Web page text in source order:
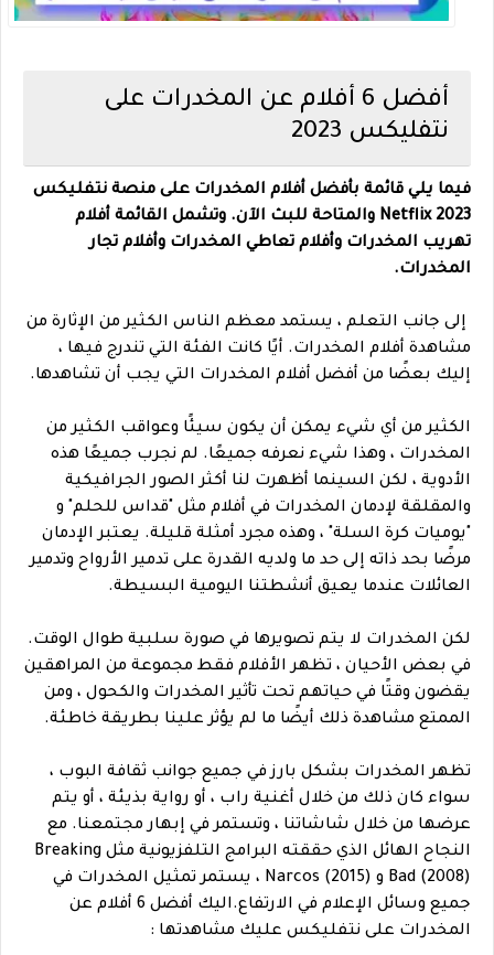
أفضل 6 أفلام عن المخدرات على
نتفليكس 2023
فيما يلي قائمة بأفضل أفلام المخدرات على منصة نتفليكس
2023 Netflix والمتاحة للبث الآن. وتشمل القائمة أفلام
تهريب المخدرات وأفلام تعاطي المخدرات وأفلام تجار
المخدرات.
إلى جانب التعلم ، يستمد معظم الناس الكثير من الإثارة من
مشاهدة أفلام المخدرات. أيًا كانت الفئة التي تندرج فيها ،
إليك بعضًا من أفضل أفلام المخدرات التي يجب أن تشاهدها.
الكثير من أي شيء يمكن أن يكون سيئًا وعواقب الكثير من
المخدرات ، وهذا شيء نعرفه جميعًا. لم نجرب جميعًا هذه
الأدوية ، لكن السينما أظهرت لنا أكثر الصور الجرافيكية
والمقلقة لإدمان المخدرات في أفلام مثل "قداس للحلم" و
"يوميات كرة السلة" ، وهذه مجرد أمثلة قليلة. يعتبر الإدمان
مرضًا بحد ذاته إلى حد ما ولديه القدرة على تدمير الأرواح وتدمير
العائلات عندما يعيق أنشطتنا اليومية البسيطة.
لكن المخدرات لا يتم تصويرها في صورة سلبية طوال الوقت.
في بعض الأحيان ، تظهر الأفلام فقط مجموعة من المراهقين
يقضون وقتًا في حياتهم تحت تأثير المخدرات والكحول ، ومن
الممتع مشاهدة ذلك أيضًا ما لم يؤثر علينا بطريقة خاطئة.
تظهر المخدرات بشكل بارز في جميع جوانب ثقافة البوب ،
سواء كان ذلك من خلال أغنية راب ، أو رواية بذيئة ، أو يتم
عرضها من خلال شاشاتنا ، وتستمر في إبهار مجتمعنا. مع
النجاح الهائل الذي حققته البرامج التلفزيونية مثل Breaking
Bad (2008) و Narcos (2015) ، يستمر تمثيل المخدرات في
جميع وسائل الإعلام في الارتفاع.اليك أفضل 6 أفلام عن
المخدرات على نتفليكس عليك مشاهدتها :